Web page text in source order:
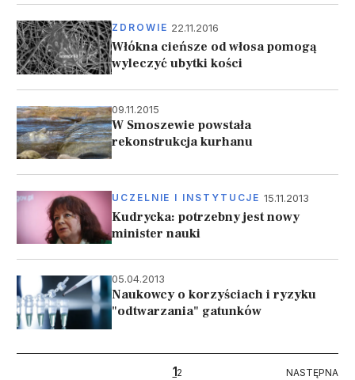
ZDROWIE 22.11.2016
Włókna cieńsze od włosa pomogą
wyleczyć ubytki kości
09.11.2015
W Smoszewie powstała
rekonstrukcja kurhanu
UCZELNIE I INSTYTUCJE 15.11.2013
Kudrycka: potrzebny jest nowy
minister nauki
05.04.2013
Naukowcy o korzyściach i ryzyku
"odtwarzania" gatunków
12 NASTĘPNA
NASTĘPNA